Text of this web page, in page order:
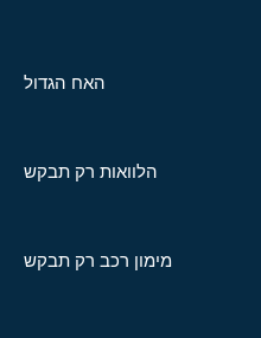
האח הגדול
הלוואות רק תבקש
מימון רכב רק תבקש